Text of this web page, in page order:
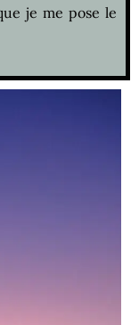
je me pose le